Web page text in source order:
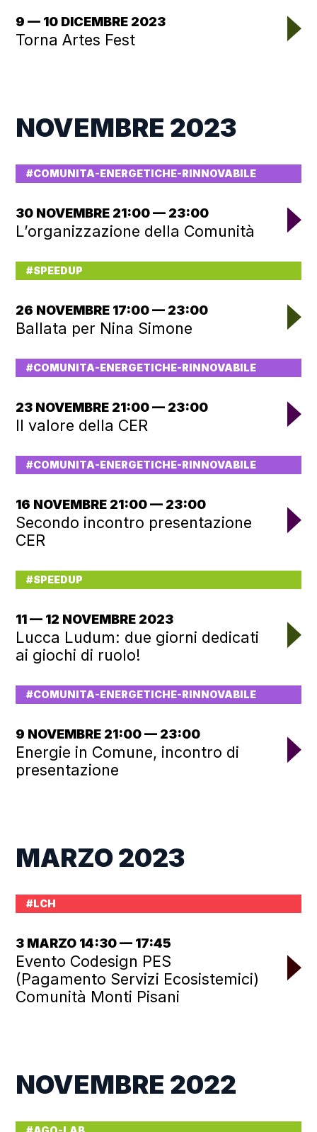
9 — 10 DICEMBRE 2023
Torna Artes Fest
NOVEMBRE 2023
#COMUNITA-ENERGETICHE-RINNOVABILE
30 NOVEMBRE 21:00 — 23:00
L’organizzazione della Comunità
#SPEEDUP
26 NOVEMBRE 17:00 — 23:00
Ballata per Nina Simone
#COMUNITA-ENERGETICHE-RINNOVABILE
23 NOVEMBRE 21:00 — 23:00
Il valore della CER
#COMUNITA-ENERGETICHE-RINNOVABILE
16 NOVEMBRE 21:00 — 23:00
Secondo incontro presentazione
CER
#SPEEDUP
11 — 12 NOVEMBRE 2023
Lucca Ludum: due giorni dedicati
ai giochi di ruolo!
#COMUNITA-ENERGETICHE-RINNOVABILE
9 NOVEMBRE 21:00 — 23:00
Energie in Comune, incontro di
presentazione
MARZO 2023
#LCH
3 MARZO 14:30 — 17:45
Evento Codesign PES
(Pagamento Servizi Ecosistemici)
Comunità Monti Pisani
NOVEMBRE 2022